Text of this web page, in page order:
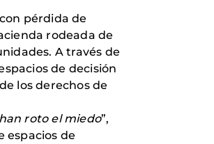
pérdida de
rodeada de
A través de
de decisión
los derechos de
roto el miedo”,
espacios de